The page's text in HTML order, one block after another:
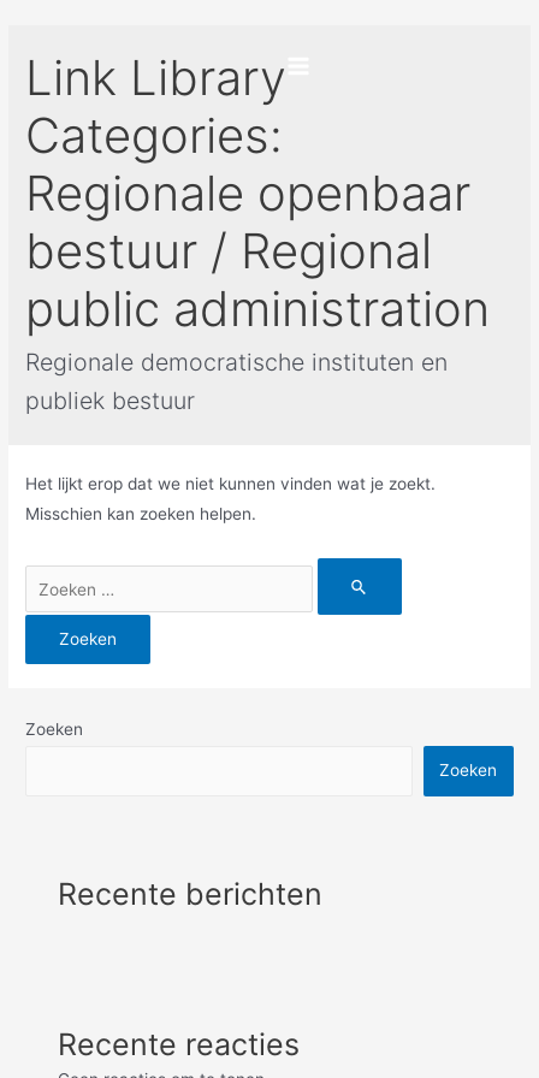
Link Library
Categories:
Regionale openbaar
bestuur / Regional
public administration
Regionale democratische instituten en
publiek bestuur
Het lijkt erop dat we niet kunnen vinden wat je zoekt.
Misschien kan zoeken helpen.
Zoek
naar:
Zoeken
Zoeken
Recente berichten
Recente reacties